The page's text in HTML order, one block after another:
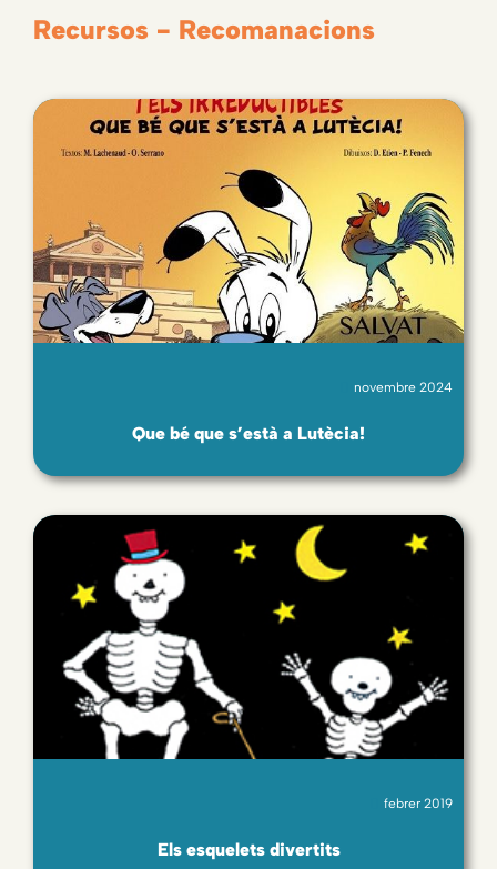
Recursos - Recomanacions
novembre 2024
Que bé que s’està a Lutècia!
febrer 2019
Els esquelets divertits